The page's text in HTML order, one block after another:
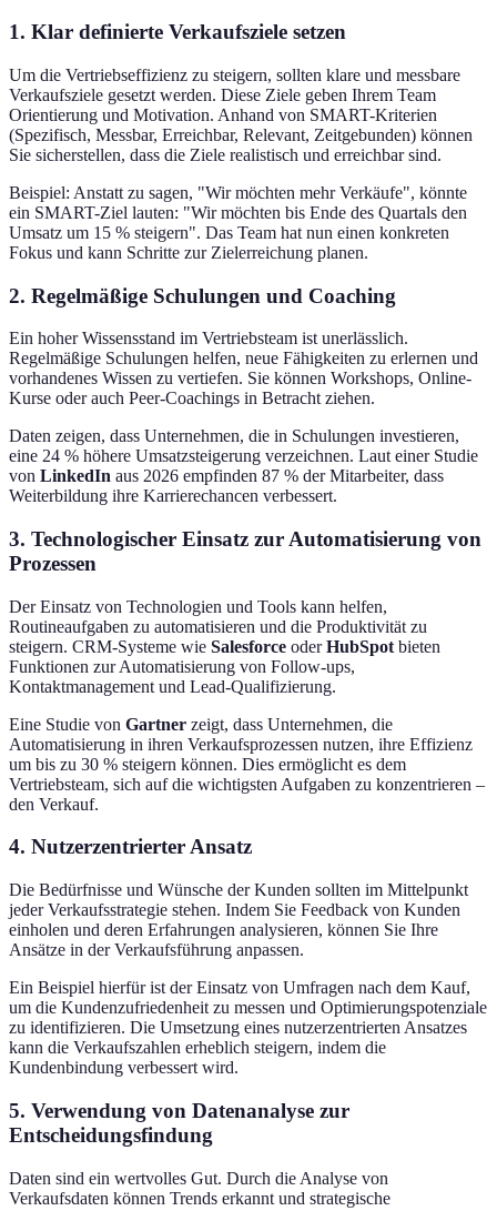
1. Klar definierte Verkaufsziele setzen
Um die Vertriebseffizienz zu steigern, sollten klare und messbare
Verkaufsziele gesetzt werden. Diese Ziele geben Ihrem Team
Orientierung und Motivation. Anhand von SMART-Kriterien
(Spezifisch, Messbar, Erreichbar, Relevant, Zeitgebunden) können
Sie sicherstellen, dass die Ziele realistisch und erreichbar sind.
Beispiel: Anstatt zu sagen, "Wir möchten mehr Verkäufe", könnte
ein SMART-Ziel lauten: "Wir möchten bis Ende des Quartals den
Umsatz um 15 % steigern". Das Team hat nun einen konkreten
Fokus und kann Schritte zur Zielerreichung planen.
2. Regelmäßige Schulungen und Coaching
Ein hoher Wissensstand im Vertriebsteam ist unerlässlich.
Regelmäßige Schulungen helfen, neue Fähigkeiten zu erlernen und
vorhandenes Wissen zu vertiefen. Sie können Workshops, Online-
Kurse oder auch Peer-Coachings in Betracht ziehen.
Daten zeigen, dass Unternehmen, die in Schulungen investieren,
eine 24 % höhere Umsatzsteigerung verzeichnen. Laut einer Studie
von LinkedIn aus 2026 empfinden 87 % der Mitarbeiter, dass
Weiterbildung ihre Karrierechancen verbessert.
3. Technologischer Einsatz zur Automatisierung von
Prozessen
Der Einsatz von Technologien und Tools kann helfen,
Routineaufgaben zu automatisieren und die Produktivität zu
steigern. CRM-Systeme wie Salesforce oderHubSpot bieten
Funktionen zur Automatisierung von Follow-ups,
Kontaktmanagement und Lead-Qualifizierung.
Eine Studie von Gartner zeigt, dass Unternehmen, die
Automatisierung in ihren Verkaufsprozessen nutzen, ihre Effizienz
um bis zu 30 % steigern können. Dies ermöglicht es dem
Vertriebsteam, sich auf die wichtigsten Aufgaben zu konzentrieren –
den Verkauf.
4. Nutzerzentrierter Ansatz
Die Bedürfnisse und Wünsche der Kunden sollten im Mittelpunkt
jeder Verkaufsstrategie stehen. Indem Sie Feedback von Kunden
einholen und deren Erfahrungen analysieren, können Sie Ihre
Ansätze in der Verkaufsführung anpassen.
Ein Beispiel hierfür ist der Einsatz von Umfragen nach dem Kauf,
um die Kundenzufriedenheit zu messen und Optimierungspotenziale
zu identifizieren. Die Umsetzung eines nutzerzentrierten Ansatzes
kann die Verkaufszahlen erheblich steigern, indem die
Kundenbindung verbessert wird.
5. Verwendung von Datenanalyse zur
Entscheidungsfindung
Daten sind ein wertvolles Gut. Durch die Analyse von
Verkaufsdaten können Trends erkannt und strategische